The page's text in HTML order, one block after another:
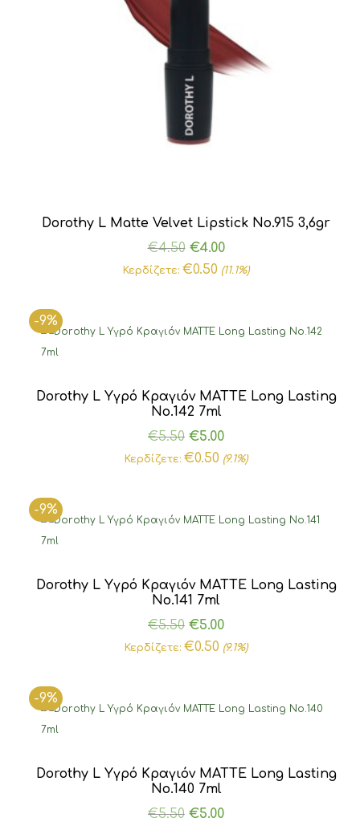
Dorothy L Matte Velvet Lipstick Νο.915 3,6gr
€4.50 Original
price
€4.00Η
τρέχουσα
€4.00.
Κερδίζετε: €0.50 (11.1%)
-9%
Dorothy L Υγρό Κραγιόν MATTE Long Lasting
Νο.142 7ml
€5.50 Original
price
€5.00Η
τρέχουσα
€5.00.
Κερδίζετε: €0.50 (9.1%)
-9%
Dorothy L Υγρό Κραγιόν MATTE Long Lasting
Νο.141 7ml
€5.50 Original
price
€5.00Η
τρέχουσα
€5.00.
Κερδίζετε: €0.50 (9.1%)
-9%
Dorothy L Υγρό Κραγιόν MATTE Long Lasting
Νο.140 7ml
€5.50 Original
€5.00Η